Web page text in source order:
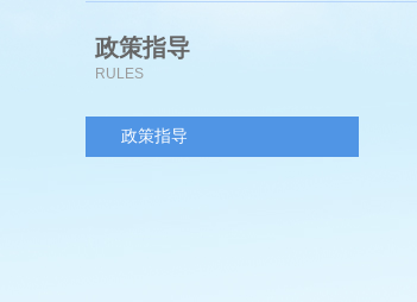
政策指导
RULES
政策指导